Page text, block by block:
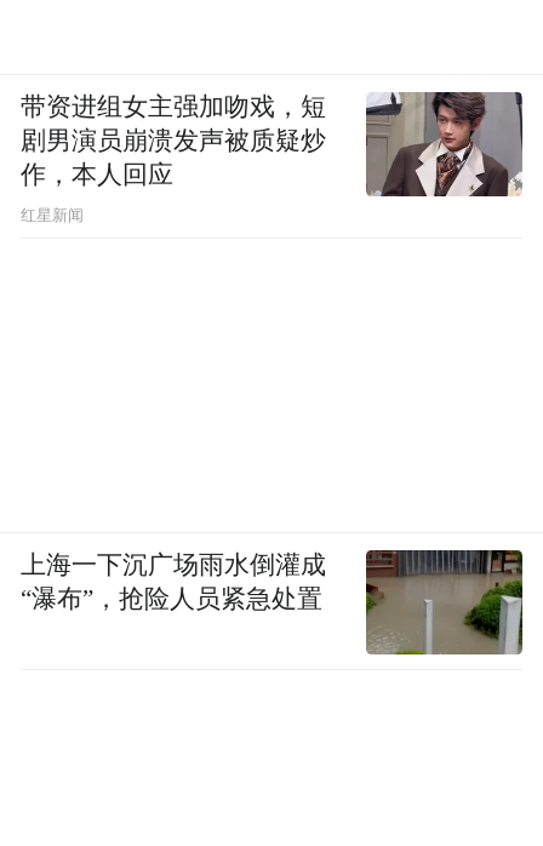
带资进组女主强加吻戏，短
剧男演员崩溃发声被质疑炒
作，本人回应
​红星新闻
上海一下沉广场雨水倒灌成
“瀑布”，抢险人员紧急处置